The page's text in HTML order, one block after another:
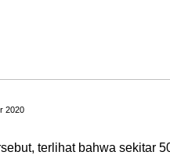
2020
terlihat bahwa sekitar